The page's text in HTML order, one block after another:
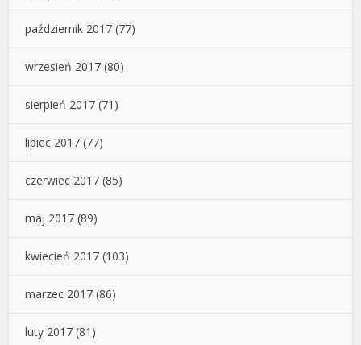
październik 2017 (77)
wrzesień 2017 (80)
sierpień 2017 (71)
lipiec 2017 (77)
czerwiec 2017 (85)
maj 2017 (89)
kwiecień 2017 (103)
marzec 2017 (86)
luty 2017 (81)